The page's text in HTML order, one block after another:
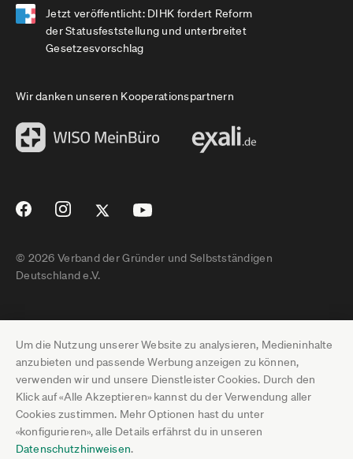
Um die Nutzung unserer Website zu analysieren, Medieninhalte
anzubieten und passende Werbung anzeigen zu können,
verwenden wir und unsere Dienstleister Cookies. Durch den
Klick auf «Alle Akzeptieren» kannst du der Verwendung aller
Cookies zustimmen. Mehr Optionen hast du unter
«konfigurieren», alle Details erfährst du in unseren
Datenschutzhinweisen.
Jetzt veröffentlicht: DIHK fordert Reform
der Statusfeststellung und unterbreitet
Gesetzesvorschlag
Wir danken unseren Kooperationspartnern
© 2026 Verband der Gründer und Selbstständigen
Deutschland e.V.
Impressum
Datenschutz
Pressebereich